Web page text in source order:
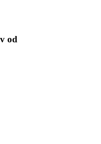
od